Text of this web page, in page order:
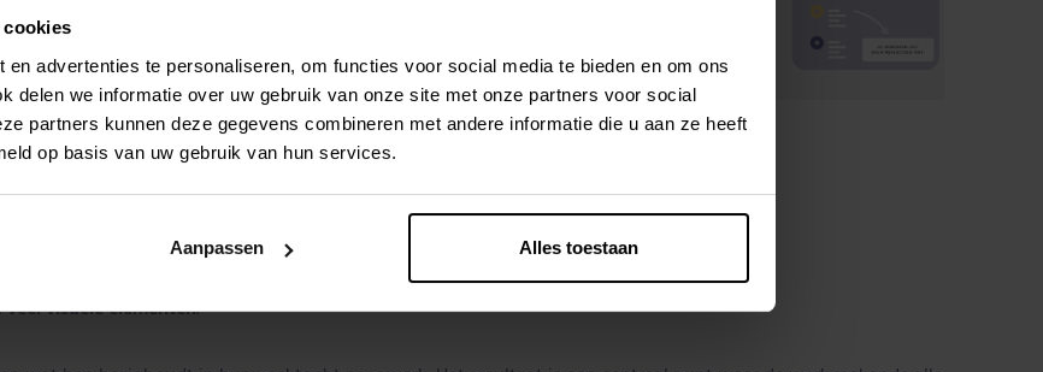
cookies
advertenties te personaliseren, om functies voor social media te bieden en om ons
delen we informatie over uw gebruik van onze site met onze partners voor social
partners kunnen deze gegevens combineren met andere informatie die u aan ze heeft
op basis van uw gebruik van hun services.
Aanpassen Alles toestaan
schermontwerpen
zieken naar
veel visuele elementen.